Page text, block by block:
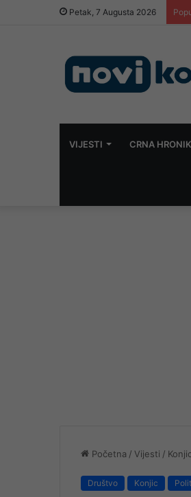
Petak, 7 Augusta 2026
VIJESTI CRNA
Početna / Vijesti /
Društvo Konjic